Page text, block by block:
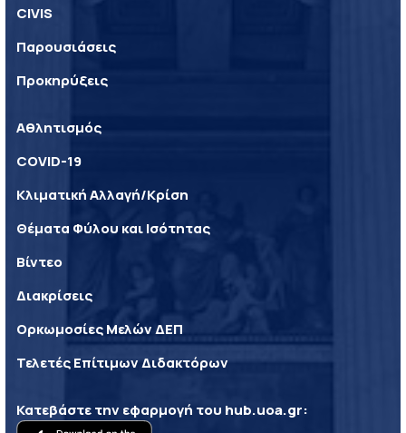
CIVIS
Παρουσιάσεις
Προκηρύξεις
Αθλητισμός
COVID-19
Κλιματική Αλλαγή/Κρίση
Θέματα Φύλου και Ισότητας
Βίντεο
Διακρίσεις
Ορκωμοσίες Μελών ΔΕΠ
Τελετές Επίτιμων Διδακτόρων
Κατεβάστε την εφαρμογή του hub.uoa.gr: